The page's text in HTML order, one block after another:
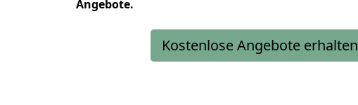
Angebote.
Kostenlose Angebote erhalten